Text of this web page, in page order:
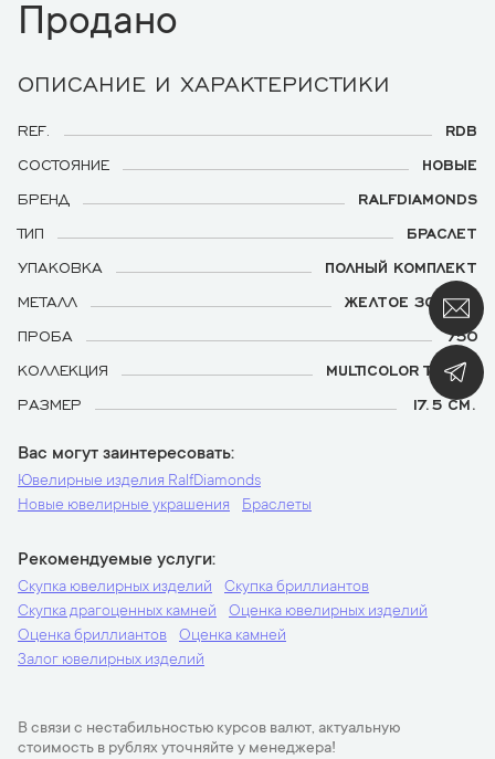
Продано
ОПИСАНИЕ И ХАРАКТЕРИСТИКИ
REF.
RDB
СОСТОЯНИЕ
НОВЫЕ
БРЕНД
RALFDIAMONDS
ТИП
БРАСЛЕТ
УПАКОВКА
ПОЛНЫЙ КОМПЛЕКТ
МЕТАЛЛ
ЖЕЛТОЕ ЗОЛОТО
ПРОБА
750
КОЛЛЕКЦИЯ
MULTICOLOR TENNIS
РАЗМЕР
17.5 CМ.
Вас могут заинтересовать
Ювелирные изделия RalfDiamonds
Новые ювелирные украшения
Браслеты
Рекомендуемые услуги
Скупка ювелирных изделий
Скупка бриллиантов
Скупка драгоценных камней
Оценка ювелирных изделий
Оценка бриллиантов
Оценка камней
Залог ювелирных изделий
В связи с нестабильностью курсов валют, актуальную
стоимость в рублях уточняйте у менеджера!